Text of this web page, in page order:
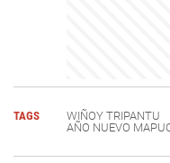
TAGS WIÑOY TRIPANTU
AÑO NUEVO